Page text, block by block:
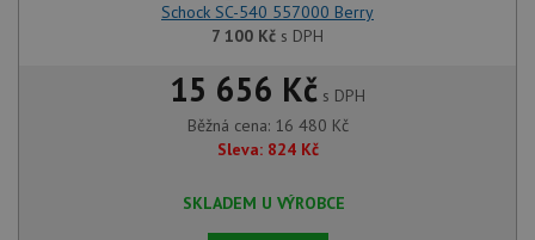
Schock SC-540 557000 Berry
7 100 Kč s DPH
15 656 Kč s DPH
Běžná cena: 16 480 Kč
Sleva: 824 Kč
SKLADEM U VÝROBCE